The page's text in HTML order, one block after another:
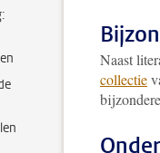
Naast
collectie